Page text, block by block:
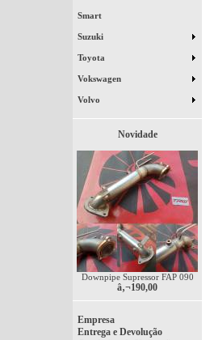
Smart
Suzuki
Toyota
Vokswagen
Volvo
Novidade
Downpipe Supressor FAP 090
â‚¬190,00
Empresa
Entrega e Devolução